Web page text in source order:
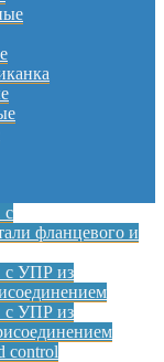
с
фланцевого и
с УПР из
с УПР из
control